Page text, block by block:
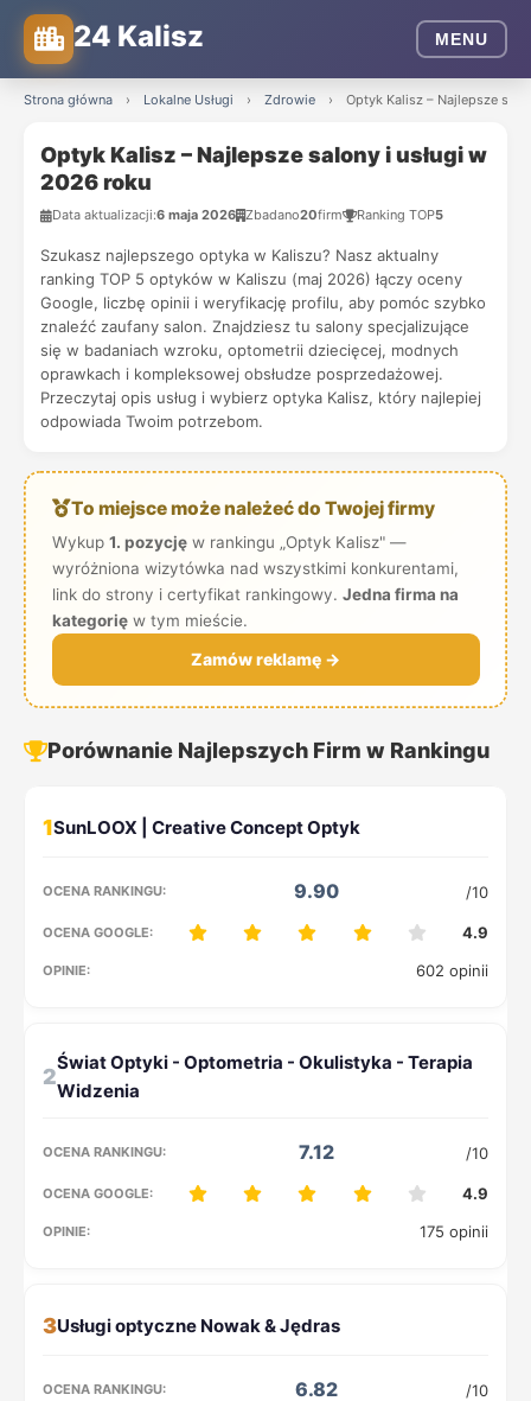
24 Kalisz MENU
Strona główna › Lokalne Usługi › Zdrowie › Optyk Kalisz – Najlepsze
Optyk Kalisz – Najlepsze salony i usługi w
2026 roku
Data aktualizacji:6 maja 2026 Zbadano20firm Ranking TOP5
Szukasz najlepszego optyka w Kaliszu? Nasz aktualny
ranking TOP 5 optyków w Kaliszu (maj 2026) łączy oceny
Google, liczbę opinii i weryfikację profilu, aby pomóc szybko
znaleźć zaufany salon. Znajdziesz tu salony specjalizujące
się w badaniach wzroku, optometrii dziecięcej, modnych
oprawkach i kompleksowej obsłudze posprzedażowej.
Przeczytaj opis usług i wybierz optyka Kalisz, który najlepiej
odpowiada Twoim potrzebom.
To miejsce może należeć do Twojej firmy
Wykup 1. pozycjęw rankingu „Optyk Kalisz" —
wyróżniona wizytówka nad wszystkimi konkurentami,
link do strony i certyfikat rankingowy. Jedna firma na
kategorięw tym mieście.
Zamów reklamę →
Porównanie Najlepszych Firm w Rankingu
1
9.90 /10
4.9
602 opinii
2
7.12 /10
4.9
175 opinii
3
6.82 /10